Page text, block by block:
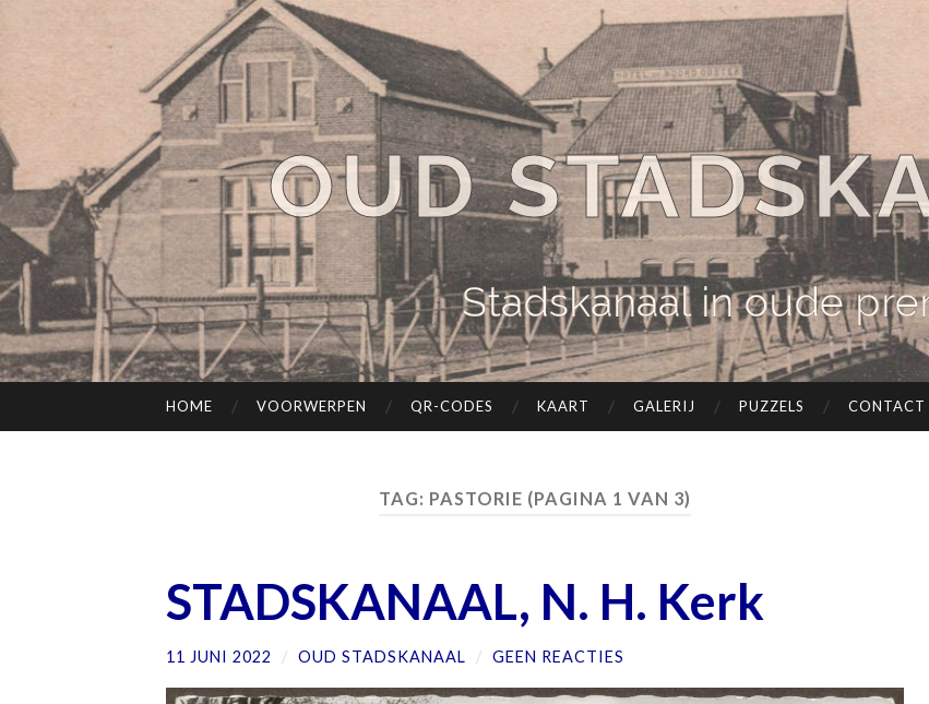
OUD
Stadskanaal in oude
HOME VOORWERPEN QR-CODES KAART GALERIJ PUZZELS CONTACT
TAG: PASTORIE (PAGINA 1 VAN 3)
STADSKANAAL, N. H. Kerk
11 JUNI 2022 / OUD STADSKANAAL / GEEN REACTIES